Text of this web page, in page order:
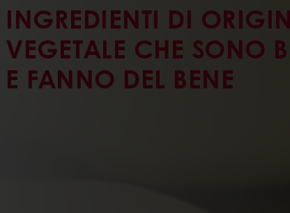
INGREDIENTI DI
VEGETALE CHE SONO
E FANNO DEL BENE